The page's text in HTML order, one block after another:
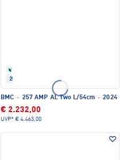
2024
BMC · 257 AMP AL Two L/54cm · 2024
€ 2.232,00
UVP* € 4.463,00